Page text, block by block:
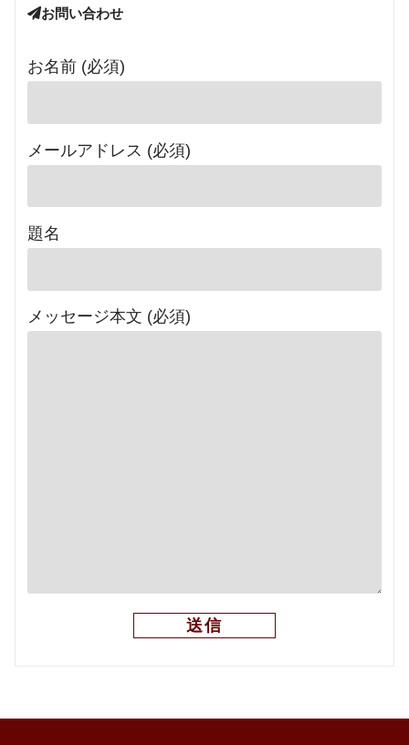
お問い合わせ
お名前 (必須)
メールアドレス (必須)
題名
メッセージ本文 (必須)